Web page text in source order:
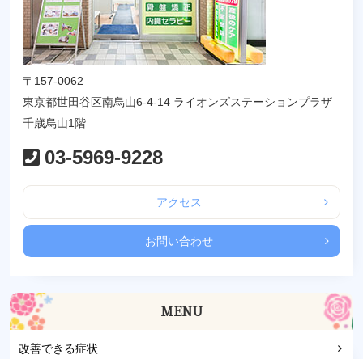
〒157-0062
東京都世田谷区南烏山6-4-14 ライオンズステーションプラザ
千歳烏山1階
03-5969-9228
アクセス
お問い合わせ
MENU
改善できる症状